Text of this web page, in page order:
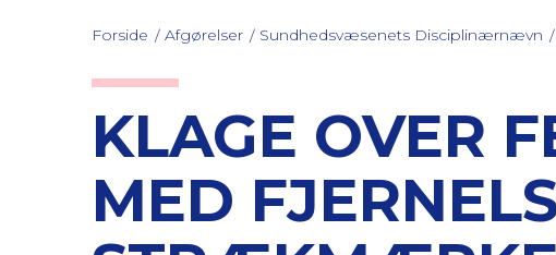
Forside Afgørelser Sundhedsvæsenets Disciplinærnævn
KLAGE OVER
MED